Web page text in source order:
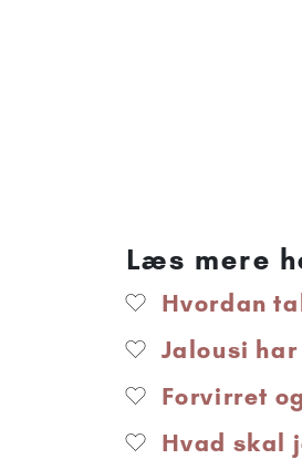
Læs mere
Hvordan
Jalousi
Forvirret
Hvad skal